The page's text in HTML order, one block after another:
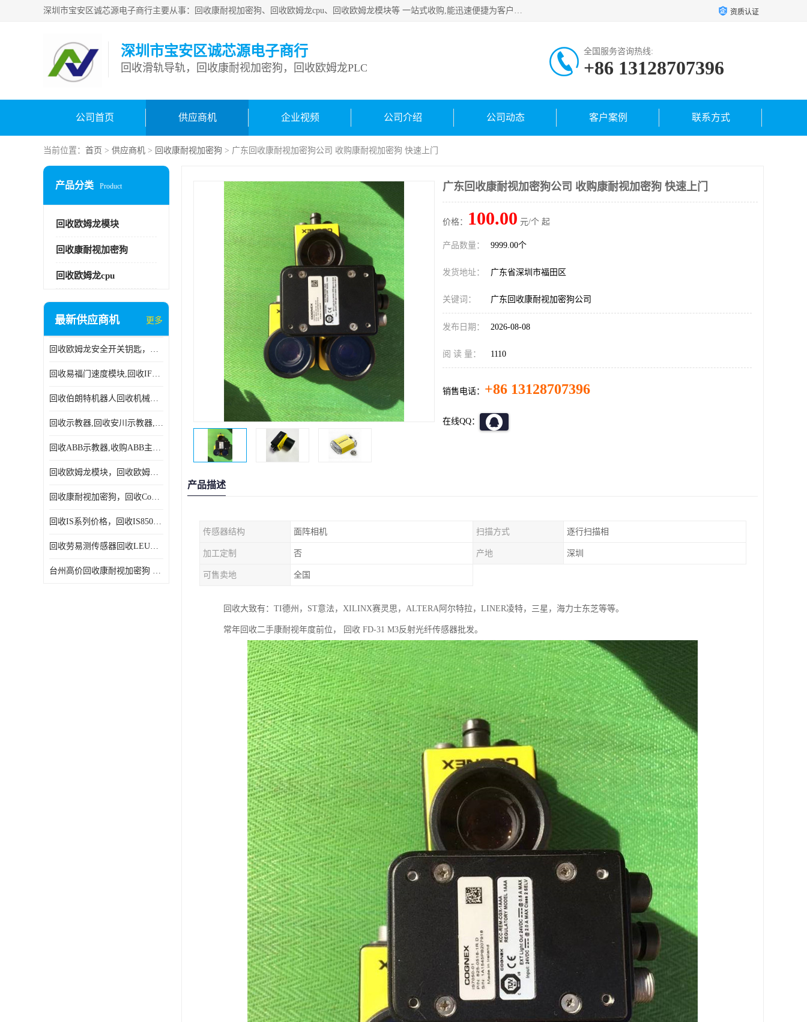
深圳市宝安区诚芯源电子商行主要从事：回收康耐视加密狗、回收欧姆龙cpu、回收欧姆龙模块等 一站式收购,能迅速便捷为客户消化库存、减少仓储、回笼资金，我们交易灵活方便，现金支付，价格优势合理，在业务方面赢得广大客户的一致好评 热情欢迎有库存需要处理的客户 请尽快联系我们 资质认证
深圳市宝安区诚芯源电子商行
回收滑轨导轨，回收康耐视加密狗，回收欧姆龙PLC
全国服务咨询热线:
+86 13128707396
公司首页 供应商机 企业视频 公司介绍 公司动态 客户案例 联系方式
当前位置： 首页 > 供应商机 > 回收康耐视加密狗 > 广东回收康耐视加密狗公司 收购康耐视加密狗 快速上门
产品分类 Product
回收欧姆龙模块
回收康耐视加密狗
回收欧姆龙cpu
最新供应商机 更多
回收欧姆龙安全开关钥匙，回收OMRON安全锁，回收光电传感器
回收易福门速度模块,回收IFM大全,回收易福门AS-iDP模块
回收伯朗特机器人回收机械手臂伯朗特六轴工业机器人
回收示教器,回收安川示教器,回收ABB新旧示教器
回收ABB示教器,收购ABB主机CPU,回收DSQC69示教器
回收欧姆龙模块，回收欧姆龙CPU,回收欧姆龙cpu
回收康耐视加密狗，回收Cognex加密狗，回收Cognex相机
回收IS系列价格，回收IS8505MP视觉，回收康耐视无包装相机
回收劳易测传感器回收LEUZE传感器
台州高价回收康耐视加密狗 收购康耐视加密狗 废旧回收
广东回收康耐视加密狗公司 收购康耐视加密狗 快速上门
价格： 100.00 元/个 起
产品数量： 9999.00个
发货地址： 广东省深圳市福田区
关键词： 广东回收康耐视加密狗公司
发布日期： 2026-08-08
阅 读 量： 1110
销售电话： +86 13128707396
在线QQ：
产品描述
传感器结构 面阵相机 扫描方式 逐行扫描相
加工定制 否 产地 深圳
可售卖地 全国
回收大致有：TI德州，ST意法，XILINX赛灵思，ALTERA阿尔特拉，LINER凌特，三星，海力士东芝等等。
常年回收二手康耐视年度前位， 回收 FD-31 M3反射光纤传感器批发。